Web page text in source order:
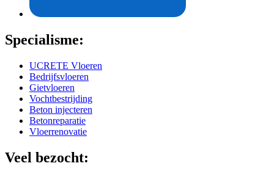
Specialisme:
UCRETE Vloeren
Bedrijfsvloeren
Gietvloeren
Vochtbestrijding
Beton injecteren
Betonreparatie
Vloerrenovatie
Veel bezocht: